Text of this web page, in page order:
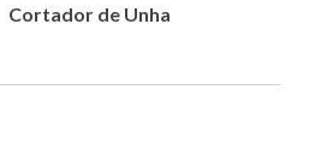
Cortador de Unha